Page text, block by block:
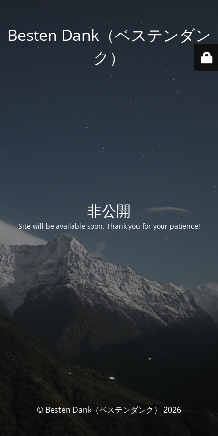
Besten Dank（ベステンダン
ク）
非公開
Site will be available soon. Thank you for your patience!
© Besten Dank（ベステンダンク） 2026